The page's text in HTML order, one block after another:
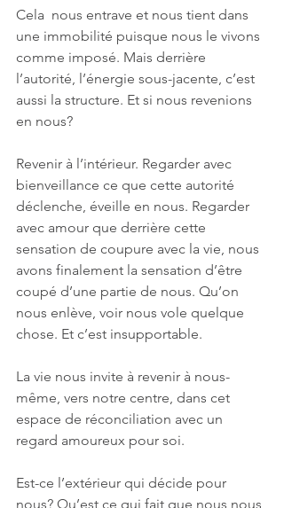
Cela  nous entrave et nous tient dans
une immobilité puisque nous le vivons
comme imposé. Mais derrière
l’autorité, l’énergie sous-jacente, c’est
aussi la structure. Et si nous revenions
en nous?
Revenir à l’intérieur. Regarder avec
bienveillance ce que cette autorité
déclenche, éveille en nous. Regarder
avec amour que derrière cette
sensation de coupure avec la vie, nous
avons finalement la sensation d’être
coupé d’une partie de nous. Qu’on
nous enlève, voir nous vole quelque
chose. Et c’est insupportable.
La vie nous invite à revenir à nous-
même, vers notre centre, dans cet
espace de réconciliation avec un
regard amoureux pour soi.
Est-ce l’extérieur qui décide pour
nous? Qu’est ce qui fait que nous nous